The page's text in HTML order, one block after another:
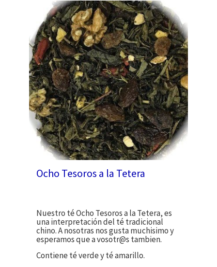
Ocho Tesoros a la Tetera
Nuestro té Ocho Tesoros a la Tetera, es
una interpretación del té tradicional
chino. A nosotras nos gusta muchisimo y
esperamos que a vosotr@s tambien.
Contiene té verde y té amarillo.